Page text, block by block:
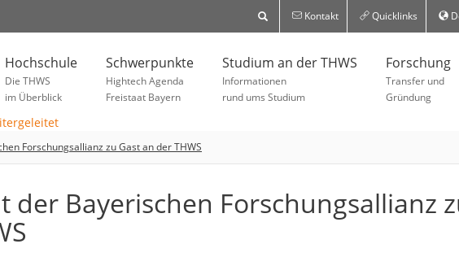
Kontakt Quicklinks
Hochschule
Die THWS
im Überblick
Schwerpunkte
Hightech Agenda
Freistaat Bayern
Studium an der THWS
Informationen
rund ums Studium
Forschung
Transfer und
Gründung
Forschungsallianz zu Gast an der THWS
der Bayerischen Forschungsallianz